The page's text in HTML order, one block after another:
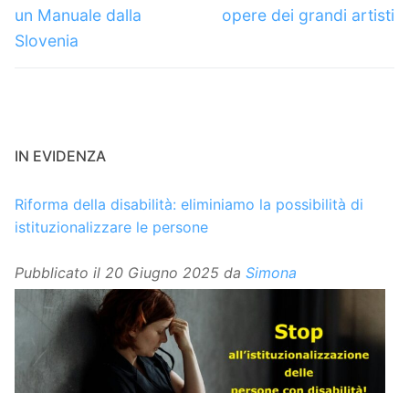
un Manuale dalla
Slovenia
opere dei grandi artisti
IN EVIDENZA
Riforma della disabilità: eliminiamo la possibilità di
istituzionalizzare le persone
Pubblicato il 20 Giugno 2025 da Simona